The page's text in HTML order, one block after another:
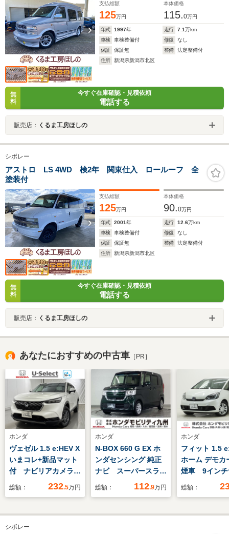
支払総額
125万円
本体価格
115.0万円
年式 1997年 走行 7.1万km
車検
車検整備付 修復
なし
保証
保証無 整備
法定整備付
住所
新潟県新潟市北区
無
料
今すぐ在庫確認・見積依頼
電話する
販売店： くるま工房ほしの
シボレー
アストロ LS 4WD 検2年 関東仕入 ロールーフ 全
塗装付
支払総額
125万円
本体価格
90.0万円
年式 2001年 走行 12.6万km
車検
車検整備付 修復
なし
保証
保証無 整備
法定整備付
住所
新潟県新潟市北区
無
料
今すぐ在庫確認・見積依頼
電話する
販売店： くるま工房ほしの
あなたにおすすめの中古車 ［PR］
ホンダ
ヴェゼル 1.5 e:HEV X
いまコレ+新品マット
付 ナビリアカメラ
ドラレコ前後
総額： 232.5万円
ホンダ
N-BOX 660 G EX ホ
ンダセンシング 純正
ナビ スーパースライ
総額： 112.9万円
ホンダ
フィット 1.5
ホーム デモ
煙車 9イン
バックカメ
ル シートヒ
総額：
シボレー